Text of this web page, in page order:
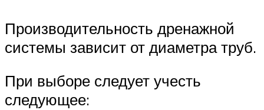
Производительность дренажной
системы зависит от диаметра труб.
При выборе следует учесть
следующее: